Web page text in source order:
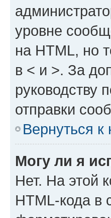
уровне
на HTML, но
в < и >. За
руководству
отправки
Вернуться к
Могу ли я
Нет. На этой
HTML-кода в